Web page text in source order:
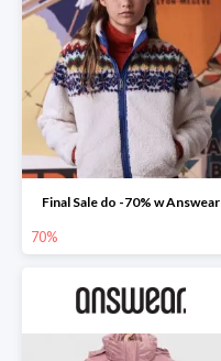
Final Sale do -70% w Answear
70%